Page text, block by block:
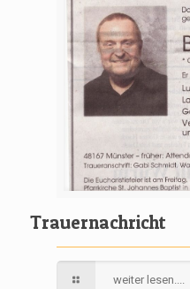
Trauernachricht
weiter lesen....